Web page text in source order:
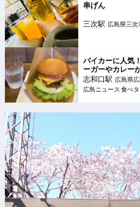
串げん
三次駅 広島県三次
バイカーに人気
ーガーやカレー
志和口駅 広島県
広島ニュース 食べ